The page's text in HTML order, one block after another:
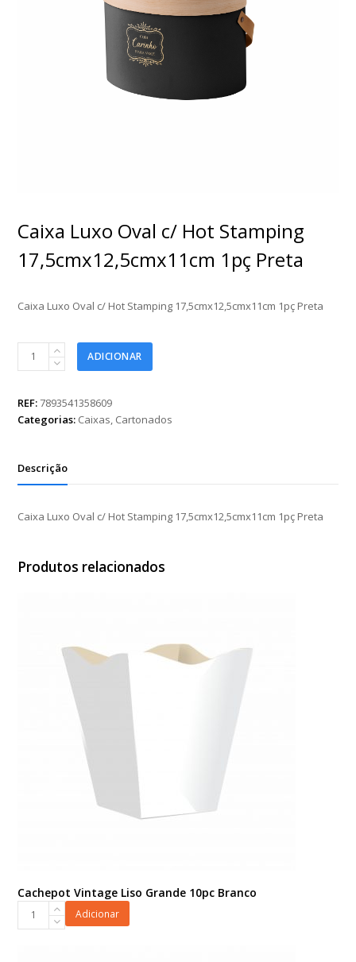
Caixa Luxo Oval c/ Hot Stamping
17,5cmx12,5cmx11cm 1pç Preta
Caixa Luxo Oval c/ Hot Stamping 17,5cmx12,5cmx11cm 1pç Preta
Caixa
c/
Hot
1pç
Preta
ADICIONAR
REF:7893541358609
Categorias: Caixas, Cartonados
Descrição
Caixa Luxo Oval c/ Hot Stamping 17,5cmx12,5cmx11cm 1pç Preta
Produtos relacionados
Cachepot Vintage Liso Grande 10pc Branco
Cachepot
Adicionar